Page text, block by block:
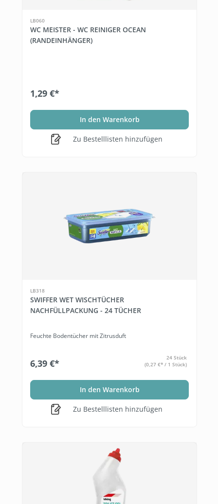
LB060
WC MEISTER - WC REINIGER OCEAN
(RANDEINHÄNGER)
1,29 €*
In den Warenkorb
Zu Bestelllisten hinzufügen
LB318
SWIFFER WET WISCHTÜCHER
NACHFÜLLPACKUNG - 24 TÜCHER
Feuchte Bodentücher mit Zitrusduft
6,39 €*
24 Stück
(0,27 €* / 1 Stück)
In den Warenkorb
Zu Bestelllisten hinzufügen